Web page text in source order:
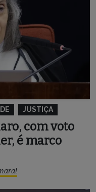
JUSTIÇA
com voto
é marco